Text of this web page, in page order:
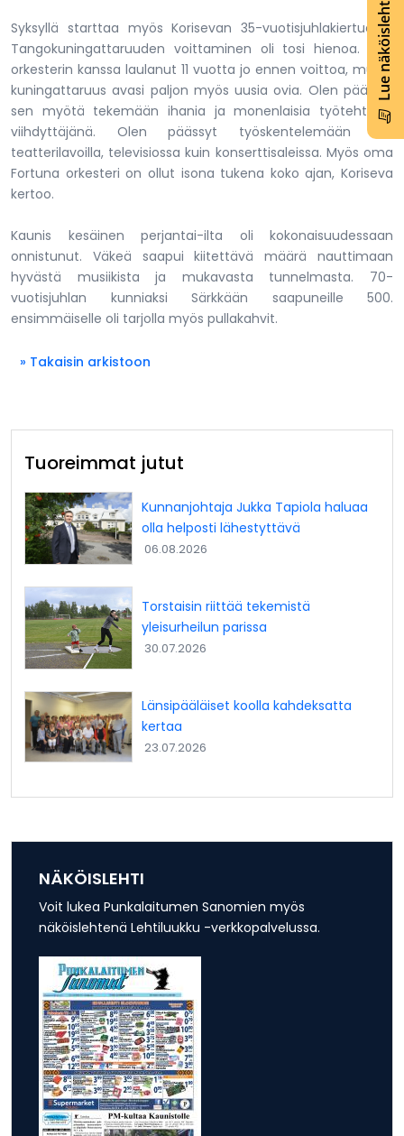
Lue näköislehti
Syksyllä starttaa myös Korisevan 35-vuotisjuhlakiertue. –
Tangokuningattaruuden voittaminen oli tosi hienoa. Olin
orkesterin kanssa laulanut 11 vuotta jo ennen voittoa, mutta
kuningattaruus avasi paljon myös uusia ovia. Olen päässyt
sen myötä tekemään ihania ja monenlaisia työtehtäviä
viihdyttäjänä. Olen päässyt työskentelemään niin
teatterilavoilla, televisiossa kuin konserttisaleissa. Myös oma
Fortuna orkesteri on ollut isona tukena koko ajan, Koriseva
kertoo.
Kaunis kesäinen perjantai-ilta oli kokonaisuudessaan
onnistunut. Väkeä saapui kiitettävä määrä nauttimaan
hyvästä musiikista ja mukavasta tunnelmasta. 70-
vuotisjuhlan kunniaksi Särkkään saapuneille 500.
ensimmäiselle oli tarjolla myös pullakahvit.
» Takaisin arkistoon
Tuoreimmat jutut
Kunnanjohtaja Jukka Tapiola haluaa
olla helposti lähestyttävä
06.08.2026
Torstaisin riittää tekemistä
yleisurheilun parissa
30.07.2026
Länsipääläiset koolla kahdeksatta
kertaa
23.07.2026
NÄKÖISLEHTI
Voit lukea Punkalaitumen Sanomien myös
näköislehtenä Lehtiluukku -verkkopalvelussa.